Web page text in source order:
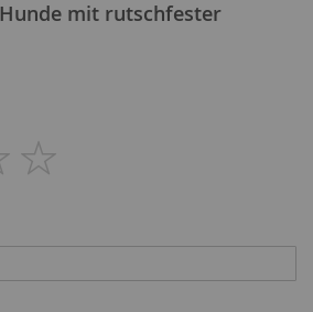
mit rutschfester